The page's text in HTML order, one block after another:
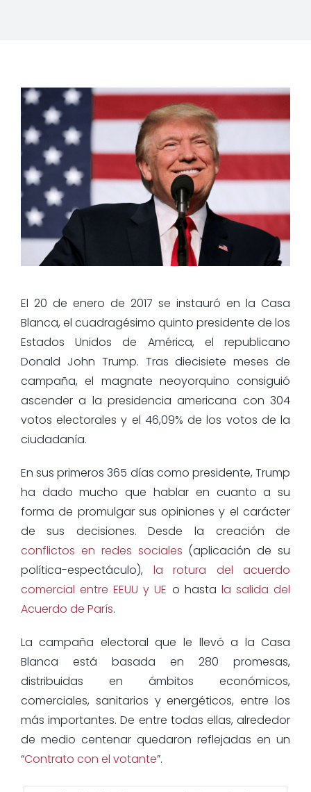
El 20 de enero de 2017 se instauró en la Casa
Blanca, el cuadragésimo quinto presidente de los
Estados Unidos de América, el republicano
Donald John Trump. Tras diecisiete meses de
campaña, el magnate neoyorquino consiguió
ascender a la presidencia americana con 304
votos electorales y el 46,09% de los votos de la
ciudadanía.
En sus primeros 365 días como presidente, Trump
ha dado mucho que hablar en cuanto a su
forma de promulgar sus opiniones y el carácter
de sus decisiones. Desde la creación de
conflictos en redes sociales (aplicación de su
política-espectáculo), la rotura del acuerdo
comercial entre EEUU y UE o hasta la salida del
Acuerdo de París.
La campaña electoral que le llevó a la Casa
Blanca está basada en 280 promesas,
distribuidas en ámbitos económicos,
comerciales, sanitarios y energéticos, entre los
más importantes. De entre todas ellas, alrededor
de medio centenar quedaron reflejadas en un
“Contrato con el votante”.